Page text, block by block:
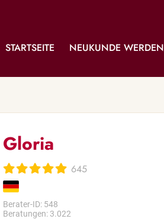
STARTSEITE NEUKUNDE WERDEN
Gloria
645
Berater-ID: 548
Beratungen: 3.022